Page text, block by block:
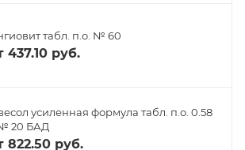
табл. п.о. № 60
437.10 руб.
усиленная формула табл. п.о. 0.58
20 БАД
822.50 руб.